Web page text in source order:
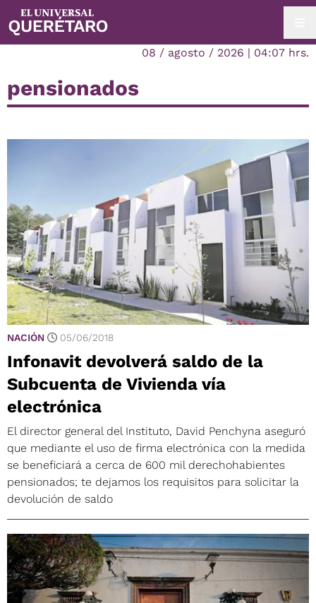
08 / agosto / 2026 | 04:07 hrs.
pensionados
NACIÓN 05/06/2018
Infonavit devolverá saldo de la
Subcuenta de Vivienda vía
electrónica
El director general del Instituto, David Penchyna aseguró
que mediante el uso de firma electrónica con la medida
se beneficiará a cerca de 600 mil derechohabientes
pensionados; te dejamos los requisitos para solicitar la
devolución de saldo